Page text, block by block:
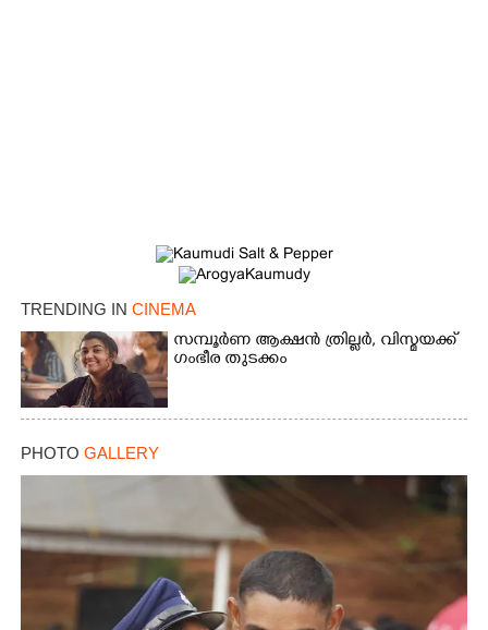
TRENDING IN CINEMA
സമ്പൂർണ ആക്ഷൻ ത്രില്ലർ,​ വിസ്മയക്ക്
ഗംഭീര തുടക്കം
PHOTO GALLERY